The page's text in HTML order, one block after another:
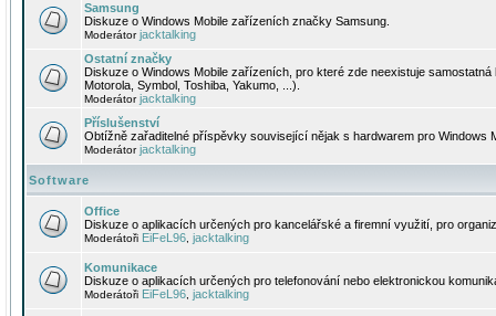
Samsung
Diskuze o Windows Mobile zařízeních značky Samsung.
Moderátorjacktalking
Ostatní značky
Diskuze o Windows Mobile zařízeních, pro které zde neexistuje
Motorola, Symbol, Toshiba, Yakumo, ...).
Moderátorjacktalking
Příslušenství
Obtížně zařaditelné příspěvky související nějak s hardwarem pro Windows
Moderátorjacktalking
Software
Office
Diskuze o aplikacích určených pro kancelářské a firemní využití, pro
Moderátoři EiFeL96 jacktalking
Komunikace
Diskuze o aplikacích určených pro telefonování nebo elektronickou
Moderátoři EiFeL96 jacktalking